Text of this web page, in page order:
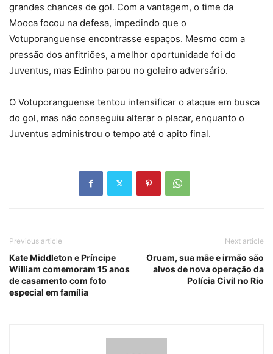
grandes chances de gol. Com a vantagem, o time da
Mooca focou na defesa, impedindo que o
Votuporanguense encontrasse espaços. Mesmo com a
pressão dos anfitriões, a melhor oportunidade foi do
Juventus, mas Edinho parou no goleiro adversário.
O Votuporanguense tentou intensificar o ataque em busca
do gol, mas não conseguiu alterar o placar, enquanto o
Juventus administrou o tempo até o apito final.
Previous article
Kate Middleton e Príncipe
William comemoram 15 anos
de casamento com foto
especial em família
Next article
Oruam, sua mãe e irmão são
alvos de nova operação da
Polícia Civil no Rio